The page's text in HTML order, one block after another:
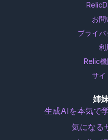
お問
プライバ
利
Relic
サイ
姉
生成AIを本気で
気になる